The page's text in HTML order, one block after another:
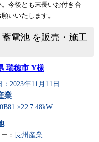
。今後とも末長いお付き合
いいたします。
電池 を販売・施工
瑞穂市 Y様
2023年11月11日
業
×22 7.48kW
： 長州産業